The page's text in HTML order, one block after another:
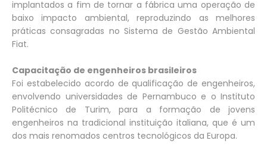
implantados a fim de tornar a fábrica uma operação de
baixo impacto ambiental, reproduzindo as melhores
práticas consagradas no Sistema de Gestão Ambiental
Fiat.
Capacitação de engenheiros brasileiros
Foi estabelecido acordo de qualificação de engenheiros,
envolvendo universidades de Pernambuco e o Instituto
Politécnico de Turim, para a formação de jovens
engenheiros na tradicional instituição italiana, que é um
dos mais renomados centros tecnológicos da Europa.